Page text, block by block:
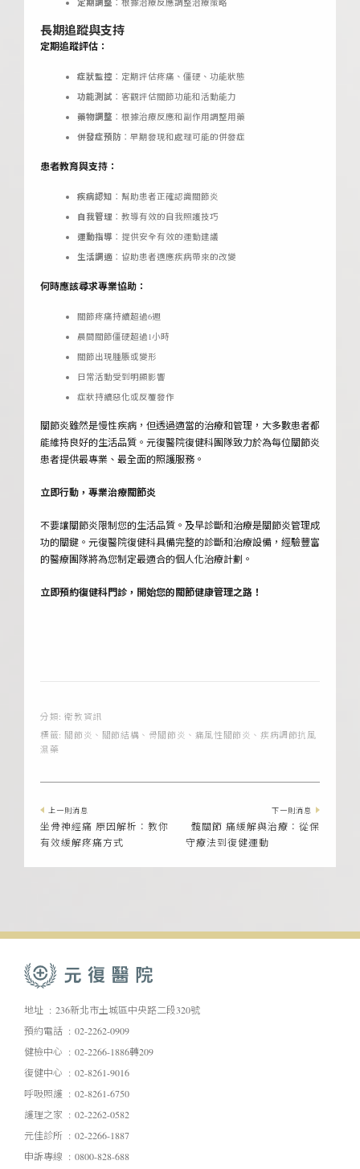
定期調整 ：根據治療反應調整治療策略
長期追蹤與支持
定期追蹤評估：
症狀監控 ：定期評估疼痛、僵硬、功能狀態
功能測試 ：客觀評估關節功能和活動能力
藥物調整 ：根據治療反應和副作用調整用藥
併發症預防 ：早期發現和處理可能的併發症
患者教育與支持：
疾病認知 ：幫助患者正確認識關節炎
自我管理 ：教導有效的自我照護技巧
運動指導 ：提供安全有效的運動建議
生活調適 ：協助患者適應疾病帶來的改變
何時應該尋求專業協助：
關節疼痛持續超過6週
晨間關節僵硬超過1小時
關節出現腫脹或變形
日常活動受到明顯影響
症狀持續惡化或反覆發作
關節炎雖然是慢性疾病，但透過適當的治療和管理，大多數患者都
能維持良好的生活品質。元復醫院復健科團隊致力於為每位關節炎
患者提供最專業、最全面的照護服務。
立即行動，專業治療關節炎
不要讓關節炎限制您的生活品質。及早診斷和治療是關節炎管理成
功的關鍵。元復醫院復健科具備完整的診斷和治療設備，經驗豐富
的醫療團隊將為您制定最適合的個人化治療計劃。
立即預約復健科門診，開始您的關節健康管理之路！
分類:衛教資訊
標籤: 關節炎 、 關節結構 、 骨關節炎 、 痛風性關節炎 、疾病調節抗風
濕藥
上一則消息
坐骨神經痛 原因解析：教你
有效緩解疼痛方式
下一則消息
髖關節 痛緩解與治療：從保
守療法到復健運動
地址
236新北市土城區中央路二段320號
預約電話
02-2262-0909
健檢中心
02-2266-1886轉209
復健中心
02-8261-9016
呼吸照護
02-8261-6750
護理之家
02-2262-0582
元佳診所
02-2266-1887
申訴專線
0800-828-688